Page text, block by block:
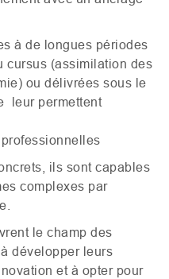
à de longues périodes
cursus (assimilation des
ou délivrées sous le
leur permettent
ils sont capables
complexes par
le champ des
développer leurs
et à opter pour